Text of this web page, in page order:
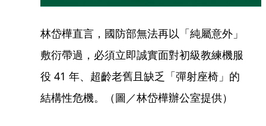
林岱樺直言，國防部無法再以「純屬意外」
敷衍帶過，必須立即誠實面對初級教練機服
役 41 年、超齡老舊且缺乏「彈射座椅」的
結構性危機。（圖／林岱樺辦公室提供）